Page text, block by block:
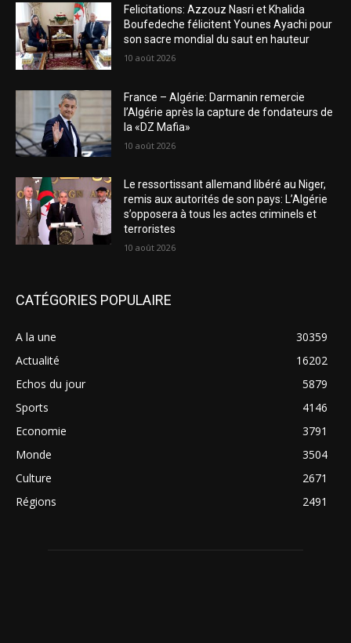
Felicitations: Azzouz Nasri et Khalida
Boufedeche félicitent Younes Ayachi pour
son sacre mondial du saut en hauteur
10 août 2026
France – Algérie: Darmanin remercie
l’Algérie après la capture de fondateurs de
la «DZ Mafia»
10 août 2026
Le ressortissant allemand libéré au Niger,
remis aux autorités de son pays: L’Algérie
s’opposera à tous les actes criminels et
terroristes
10 août 2026
CATÉGORIES POPULAIRE
A la une
30359
Actualité
16202
Echos du jour
5879
Sports
4146
Economie
3791
Monde
3504
Culture
2671
Régions
2491